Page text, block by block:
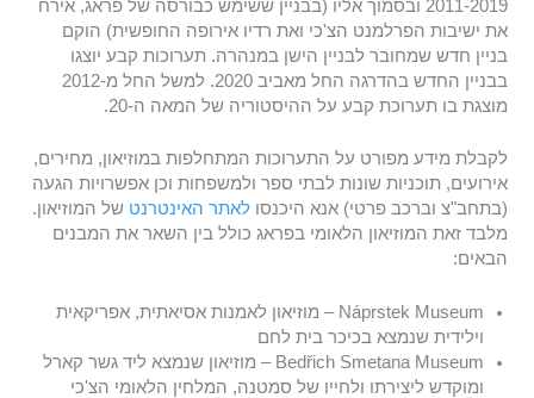
2011-2019 ובסמוך אליו (בבניין ששימש כבורסה של פראג, אירח
את ישיבות הפרלמנט הצ'כי ואת רדיו אירופה החופשית) הוקם
בניין חדש שמחובר לבניין הישן במנהרה. תערוכות קבע יוצגו
בבניין החדש בהדרגה החל מאביב 2020. למשל החל מ-2012
מוצגת בו תערוכת קבע על ההיסטוריה של המאה ה-20.
לקבלת מידע מפורט על התערוכות המתחלפות במוזיאון, מחירים,
אירועים, תוכניות שונות לבתי ספר ולמשפחות וכן אפשרויות הגעה
(בתחב"צ וברכב פרטי) אנא היכנסולאתר האינטרנט של המוזיאון.
מלבד זאת המוזיאון הלאומי בפראג כולל בין השאר את המבנים
הבאים:
Náprstek Museum – מוזיאון לאמנות אסיאתית, אפריקאית
וילידית שנמצא בכיכר בית לחם
Bedřich Smetana Museum – מוזיאון שנמצא ליד גשר קארל
ומוקדש ליצירתו ולחייו של סמטנה, המלחין הלאומי הצ'כי